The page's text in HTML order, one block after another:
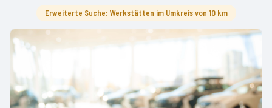
Erweiterte Suche: Werkstätten im Umkreis von 10 km